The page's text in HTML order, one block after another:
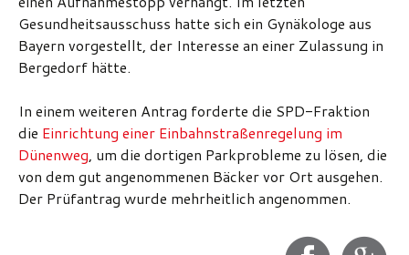
Gesundheitsausschuss hatte sich ein Gynäkologe aus
Bayern vorgestellt, der Interesse an einer Zulassung in
Bergedorf hätte.
In einem weiteren Antrag forderte die SPD-Fraktion
die Einrichtung einer Einbahnstraßenregelung im
Dünenweg, um die dortigen Parkprobleme zu lösen, die
von dem gut angenommenen Bäcker vor Ort ausgehen.
Der Prüfantrag wurde mehrheitlich angenommen.